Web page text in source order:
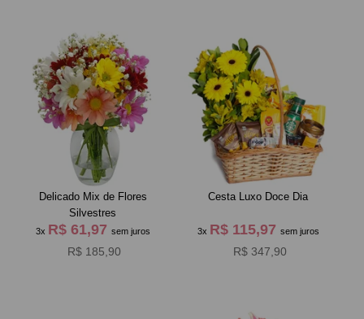
Delicado Mix de Flores
Silvestres
3x R$ 61,97 sem juros
R$ 185,90
Cesta Luxo Doce Dia
3x R$ 115,97 sem juros
R$ 347,90